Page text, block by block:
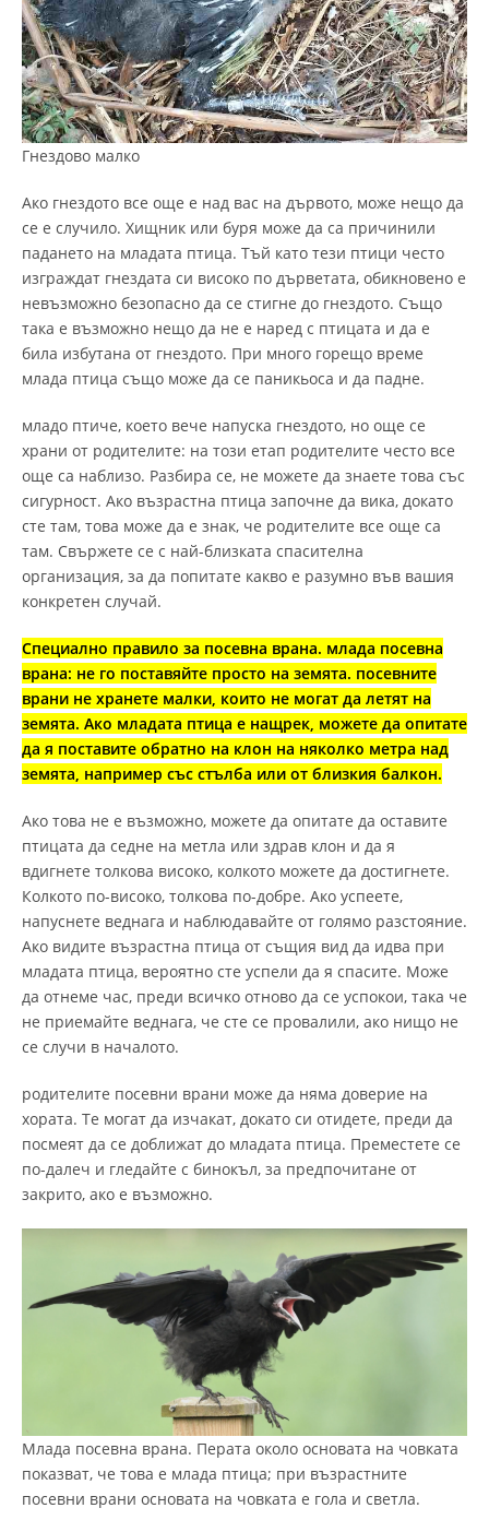
Гнездово малко
Ако гнездото все още е над вас на дървото, може нещо да
се е случило. Хищник или буря може да са причинили
падането на младата птица. Тъй като тези птици често
изграждат гнездата си високо по дърветата, обикновено е
невъзможно безопасно да се стигне до гнездото. Също
така е възможно нещо да не е наред с птицата и да е
била избутана от гнездото. При много горещо време
млада птица също може да се паникьоса и да падне.
младо птиче, което вече напуска гнездото, но още се
храни от родителите: на този етап родителите често все
още са наблизо. Разбира се, не можете да знаете това със
сигурност. Ако възрастна птица започне да вика, докато
сте там, това може да е знак, че родителите все още са
там. Свържете се с най-близката спасителна
организация, за да попитате какво е разумно във вашия
конкретен случай.
Специално правило за посевна врана. млада посевна
врана: не го поставяйте просто на земята. посевните
врани не ​​хранете малки, които не могат да летят на
земята. Ако младата птица е нащрек, можете да опитате
да я поставите обратно на клон на няколко метра над
земята, например със стълба или от близкия балкон.
Ако това не е възможно, можете да опитате да оставите
птицата да седне на метла или здрав клон и да я
вдигнете толкова високо, колкото можете да достигнете.
Колкото по-високо, толкова по-добре. Ако успеете,
напуснете веднага и наблюдавайте от голямо разстояние.
Ако видите възрастна птица от същия вид да идва при
младата птица, вероятно сте успели да я спасите. Може
да отнеме час, преди всичко отново да се успокои, така че
не приемайте веднага, че сте се провалили, ако нищо не
се случи в началото.
родителите посевни врани може да няма доверие на
хората. Те могат да изчакат, докато си отидете, преди да
посмеят да се доближат до младата птица. Преместете се
по-далеч и гледайте с бинокъл, за предпочитане от
закрито, ако е възможно.
Млада посевна врана. Перата около основата на човката
показват, че това е млада птица; при възрастните
посевни врани основата на човката е гола и светла.